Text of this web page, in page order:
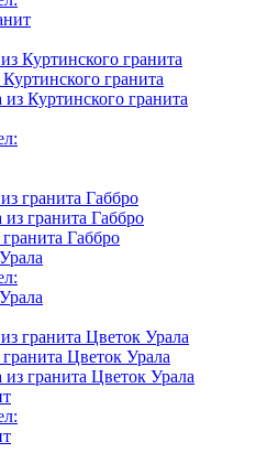
Куртинского гранита
гранита
из Куртинского гранита
гранита Габбро
из гранита Габбро
Габбро
гранита Цветок Урала
Цветок Урала
из гранита Цветок Урала